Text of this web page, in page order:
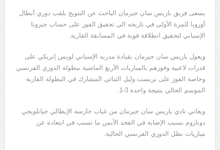
يسعى فريق باريس سان جيرمان الباحث عن التتويج بلقب دوري أبطال
أوروبا للمرة الأولى في تاريخه الى تحقيق الفوز على حساب جيرونا
الإسباني لتحقيق انطلاقة قوية في المسابقة القارية.
ويعول باريس سان جيرمان بقيادة مدربه الإسباني لويس إنريكي على
قدرات لاعبيه وفوزهم بالمباريات الأربع الماضية ببطولة الدوري الفرنسي
وخاصة الفوز على بريست وليل الثنائي المشارك في البطولة القارية
الموسم الحالي بنتيجة واحدة 3-1.
ويعاني نادي باريس سان جيرمان من غياب حارسه الإيطالي جيانلويجي
دوناروم بسبب الإصابة في الفخذ الأيمن ما تسبب في ابتعاده عن
مباريات بطل الدوري الفرنسي الحالية.